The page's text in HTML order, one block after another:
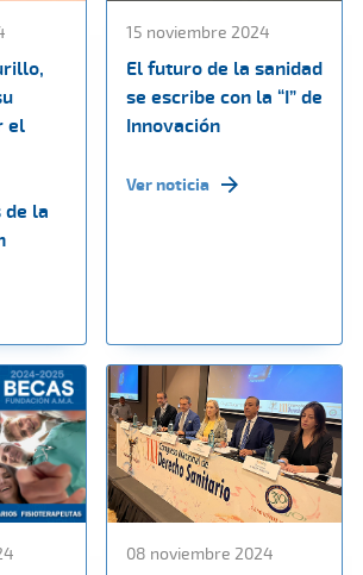
el
de la
15 noviembre 2024
El futuro de la sanidad
se escribe con la “I” de
Innovación
Ver noticia
08 noviembre 2024